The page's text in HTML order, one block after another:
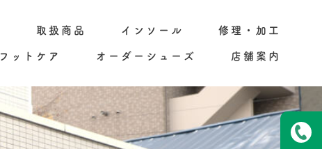
取扱商品 インソール 修理・加工
フットケア オーダーシューズ 店舗案内